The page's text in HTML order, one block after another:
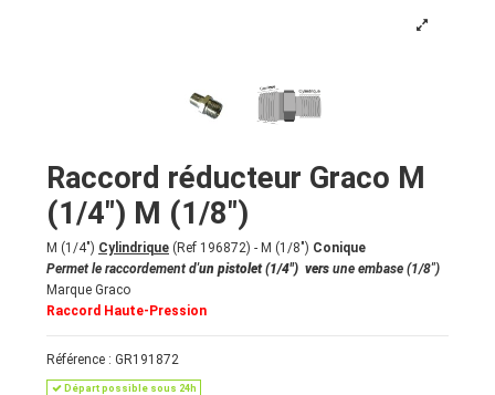
Raccord réducteur Graco M
(1/4") M (1/8")
M (1/4") Cylindrique (Ref 196872) - M (1/8") Conique
Permet le raccordement d'un pistolet (1/4") vers une embase (1/8")
Marque Graco
Raccord Haute-Pression
Référence : GR191872
Départ possible sous 24h